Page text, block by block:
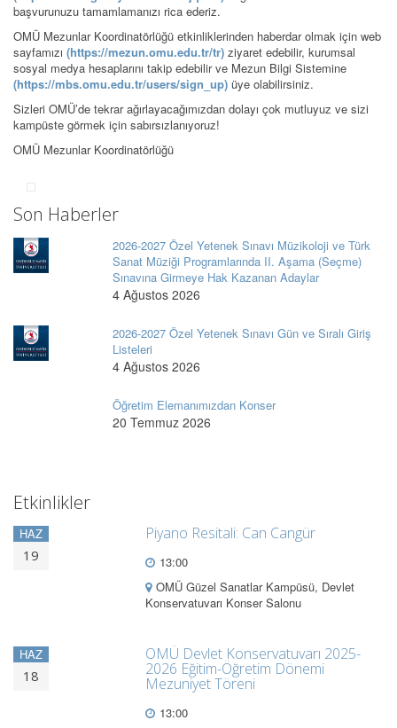
başvurunuzu tamamlamanızı rica ederiz.
OMÜ Mezunlar Koordinatörlüğü etkinliklerinden haberdar olmak için web
sayfamızı (https://mezun.omu.edu.tr/tr) ziyaret edebilir, kurumsal
sosyal medya hesaplarını takip edebilir ve Mezun Bilgi Sistemine
(https://mbs.omu.edu.tr/users/sign_up) üye olabilirsiniz.
Sizleri OMÜ’de tekrar ağırlayacağımızdan dolayı çok mutluyuz ve sizi
kampüste görmek için sabırsızlanıyoruz!
OMÜ Mezunlar Koordinatörlüğü
Son Haberler
2026-2027 Özel Yetenek Sınavı Müzikoloji ve Türk
Sanat Müziği Programlarında II. Aşama (Seçme)
Sınavına Girmeye Hak Kazanan Adaylar
4 Ağustos 2026
2026-2027 Özel Yetenek Sınavı Gün ve Sıralı Giriş
Listeleri
4 Ağustos 2026
Öğretim Elemanımızdan Konser
20 Temmuz 2026
Etkinlikler
HAZ
19
Piyano Resitali: Can Cangür
13:00
OMÜ Güzel Sanatlar Kampüsü, Devlet
Konservatuvarı Konser Salonu
HAZ
18
OMÜ Devlet Konservatuvarı 2025-
2026 Eğitim-Öğretim Dönemi
Mezuniyet Töreni
13:00